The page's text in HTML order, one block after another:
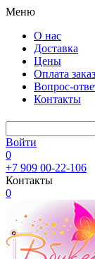
Меню
О нас
Доставка
Цены
Оплата
Вопрос-
Контакты
Войти
0
+7 909 00-22-106
Контакты
0